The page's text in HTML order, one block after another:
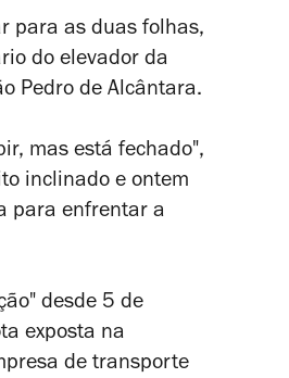
para as duas folhas,
do elevador da
Pedro de Alcântara.
mas está fechado",
inclinado e ontem
para enfrentar a
desde 5 de
exposta na
de transporte